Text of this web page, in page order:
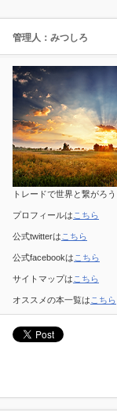
管理人：みつしろ
トレードで世界と繋がろう
プロフィールは こちら
公式twitterは こちら
公式facebookは こちら
サイトマップは こちら
オススメの本一覧は こちら